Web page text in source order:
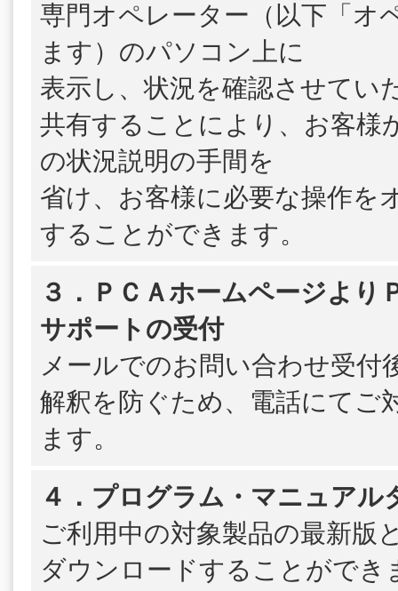
専門オペレーター（以下「オ
ます）のパソコン上に
表示し、状況を確認させてい
共有することにより、お客様
の状況説明の手間を
省け、お客様に必要な操作を
することができます。
３．ＰＣＡホームページより
サポートの受付
メールでのお問い合わせ受付
解釈を防ぐため、電話にてご
ます。
４．プログラム・マニュアル
ご利用中の対象製品の最新版
ダウンロードすることができ